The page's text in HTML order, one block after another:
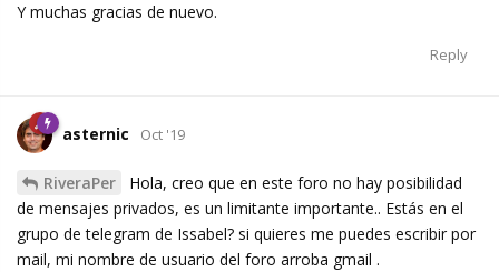
Y muchas gracias de nuevo.
Reply
asternic Oct '19
RiveraPer
Hola, creo que en este foro no hay posibilidad
de mensajes privados, es un limitante importante.. Estás en el
grupo de telegram de Issabel? si quieres me puedes escribir por
mail, mi nombre de usuario del foro arroba gmail .